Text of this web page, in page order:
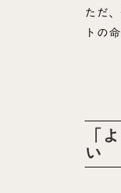
ただ
トの
「
い